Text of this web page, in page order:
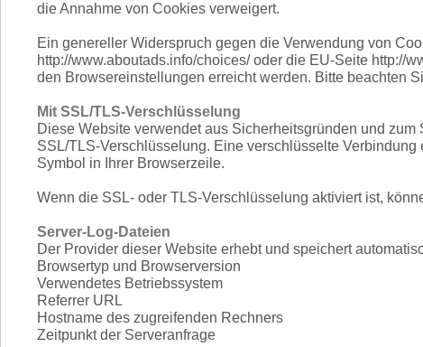
die Annahme von Cookies verweigert.
Ein genereller Widerspruch gegen die Verwendung von
http://www.aboutads.info/choices/ oder die EU-Seite http://
den Browsereinstellungen erreicht werden. Bitte beachten
Mit SSL/TLS-Verschlüsselung
Diese Website verwendet aus Sicherheitsgründen und
SSL/TLS-Verschlüsselung. Eine verschlüsselte
Symbol in Ihrer Browserzeile.
Wenn die SSL- oder TLS-Verschlüsselung aktiviert ist,
Server-Log-Dateien
Der Provider dieser Website erhebt und speichert
Browsertyp und Browserversion
Verwendetes Betriebssystem
Referrer URL
Hostname des zugreifenden Rechners
Zeitpunkt der Serveranfrage